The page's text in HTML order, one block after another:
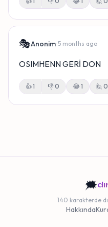
🎭Anonim· 5 months ago
OSIMHENN GERİ DON
👍1 👎 0 😂1 🙋 0
🗯️
140 karakterde
Hakkında